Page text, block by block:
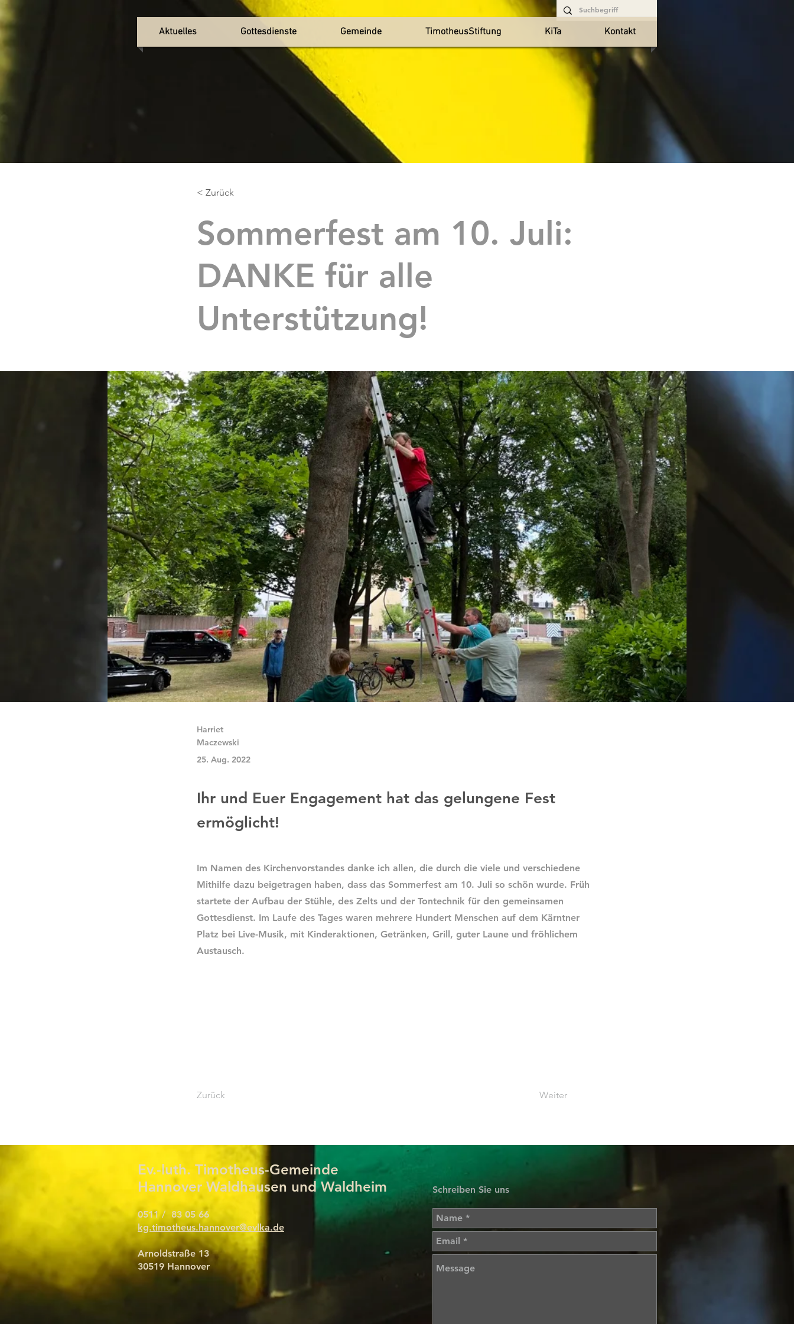
Aktuelles Gottesdienste Gemeinde TimotheusStiftung KiTa Kontakt
< Zurück
Sommerfest am 10. Juli:
DANKE für alle
Unterstützung!
Harriet
Maczewski
25. Aug. 2022
Ihr und Euer Engagement hat das gelungene Fest
ermöglicht!
Im Namen des Kirchenvorstandes danke ich allen, die durch die viele und verschiedene
Mithilfe dazu beigetragen haben, dass das Sommerfest am 10. Juli so schön wurde. Früh
startete der Aufbau der Stühle, des Zelts und der Tontechnik für den gemeinsamen
Gottesdienst. Im Laufe des Tages waren mehrere Hundert Menschen auf dem Kärntner
Platz bei Live-Musik, mit Kinderaktionen, Getränken, Grill, guter Laune und fröhlichem
Austausch.
Zurück Weiter
Ev.-luth. Timotheus-Gemeinde
Hannover Waldhausen und Waldheim
0511 / 83 05 66
kg.timotheus.hannover@evlka.de
Arnoldstraße 13
30519 Hannover
Schreiben Sie uns